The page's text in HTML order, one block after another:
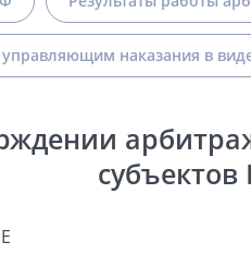
наказания в